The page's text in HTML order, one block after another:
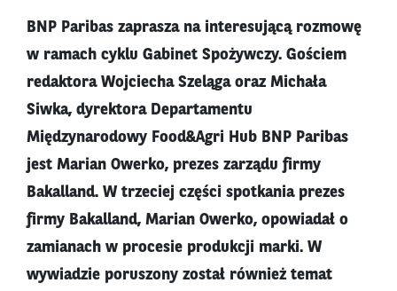
BNP Paribas zaprasza na interesującą rozmowę
w ramach cyklu Gabinet Spożywczy. Gościem
redaktora Wojciecha Szeląga oraz Michała
Siwka, dyrektora Departamentu
Międzynarodowy Food&Agri Hub BNP Paribas
jest Marian Owerko, prezes zarządu firmy
Bakalland. W trzeciej części spotkania prezes
firmy Bakalland, Marian Owerko, opowiadał o
zamianach w procesie produkcji marki. W
wywiadzie poruszony został również temat